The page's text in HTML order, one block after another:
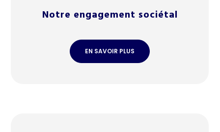
Notre engagement sociétal
EN SAVOIR PLUS